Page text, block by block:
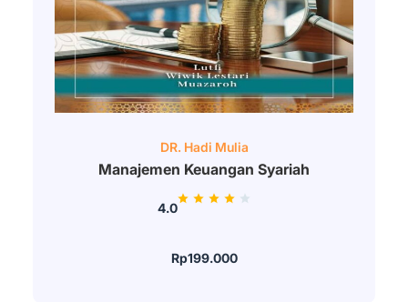
DR. Hadi Mulia
Manajemen Keuangan Syariah
4.0
Rp199.000